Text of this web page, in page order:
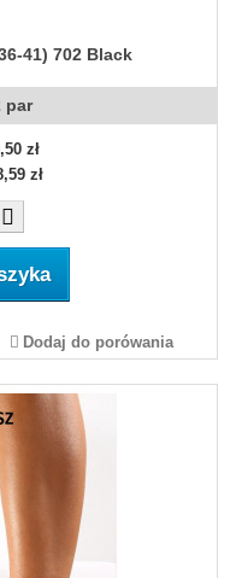
41) 702 Black
par
zł
zł
Dodaj do porówania